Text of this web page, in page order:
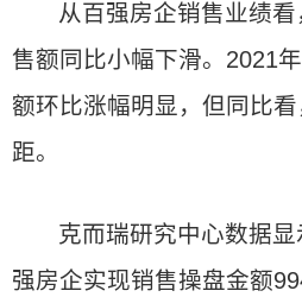
从百强房企销售业绩
售额同比小幅下滑。2021
额环比涨幅明显，但同比
距。
克而瑞研究中心数据
强房企实现销售操盘金额